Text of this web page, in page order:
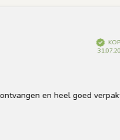
KOPER
31.07.2026
en heel goed verpakt